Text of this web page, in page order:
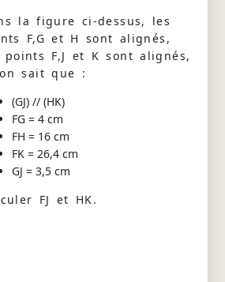
la figure ci-dessus, les
F,G et H sont alignés,
points F,J et K sont alignés,
sait que :
(GJ) // (HK)
FG = 4 cm
FH = 16 cm
FK = 26,4 cm
GJ = 3,5 cm
FJ et HK.